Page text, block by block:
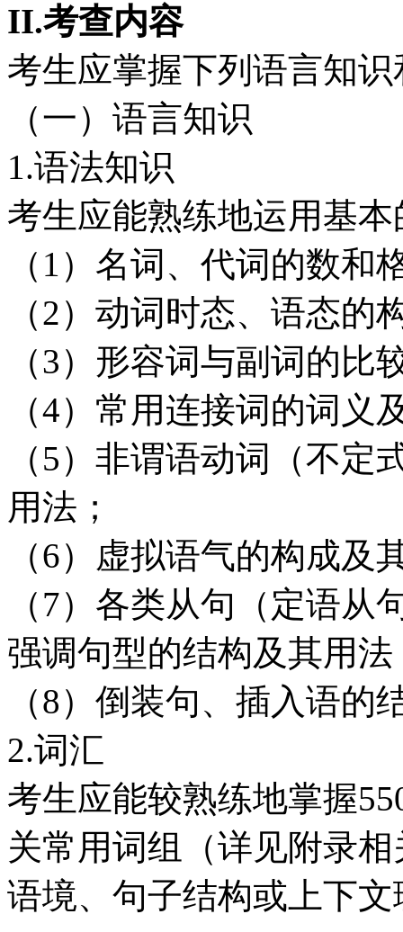
II.考查内容
考生应掌握下列语言知
（一）语言知识
1.语法知识
考生应能熟练地运用基
（1）名词、代词的数和
（2）动词时态、语态的
（3）形容词与副词的
（4）常用连接词的词义
（5）非谓语动词（不
用法；
（6）虚拟语气的构成及
（7）各类从句（定语
强调句型的结构及其用法
（8）倒装句、插入语的
2.词汇
考生应能较熟练地掌握
关常用词组（详见附录
语境、句子结构或上下